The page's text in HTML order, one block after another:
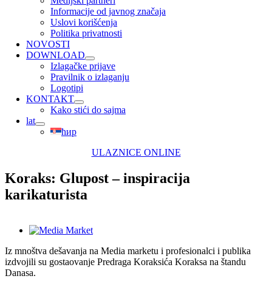
Informacije od javnog značaja
Uslovi korišćenja
Politika privatnosti
NOVOSTI
DOWNLOAD
Izlagačke prijave
Pravilnik o izlaganju
Logotipi
KONTAKT
Kako stići do sajma
lat
ћир
ULAZNICE ONLINE
Koraks: Glupost – inspiracija
karikaturista
View
Image
Iz mnoštva dešavanja na Media marketu i profesionalci i publika
izdvojili su gostaovanje Predraga Koraksića Koraksa na štandu
Danasa.